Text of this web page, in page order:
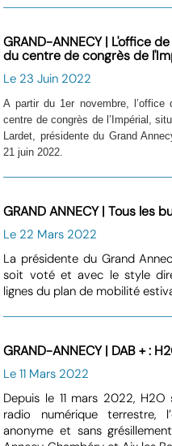
GRAND-ANNECY | L'office
du centre de congrès de
Le 23 Juin 2022
A partir du 1er novembre,
centre de congrès de l’Impérial,
Lardet, présidente du Grand
21 juin 2022.
GRAND ANNECY | Tous les
Le 22 Mars 2022
La présidente du Grand
soit voté et avec le style
lignes du plan de mobilité
GRAND-ANNECY | DAB + :
Le 11 Mars 2022
Depuis le 11 mars 2022,
radio numérique terrestre,
anonyme et sans